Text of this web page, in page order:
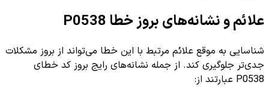
علائم و نشانه‌های بروز خطا P0538
شناسایی به موقع علائم مرتبط با این خطا می‌تواند از بروز مشکلات
جدی‌تر جلوگیری کند. از جمله نشانه‌های رایج بروز کد خطای
P0538 عبارتند از: